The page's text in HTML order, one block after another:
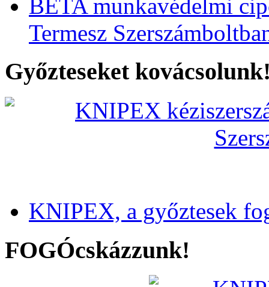
BETA munkavédelmi
Termesz
Győzteseket
KNIPEX, a győztesek
FOGÓcskázzunk!